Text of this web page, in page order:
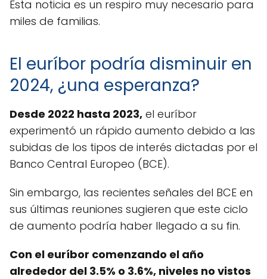
Esta noticia es un respiro muy necesario para
miles de familias.
El euríbor podría disminuir en
2024, ¿una esperanza?
Desde 2022 hasta 2023, el euríbor
experimentó un rápido aumento debido a las
subidas de los tipos de interés dictadas por el
Banco Central Europeo (BCE).
Sin embargo, las recientes señales del BCE en
sus últimas reuniones sugieren que este ciclo
de aumento podría haber llegado a su fin.
Con el euríbor comenzando el año
alrededor del 3.5% o 3.6%, niveles no vistos